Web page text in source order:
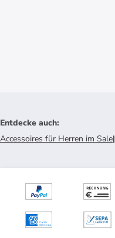
Entdecke auch:
Accessoires für Herren im Sale|